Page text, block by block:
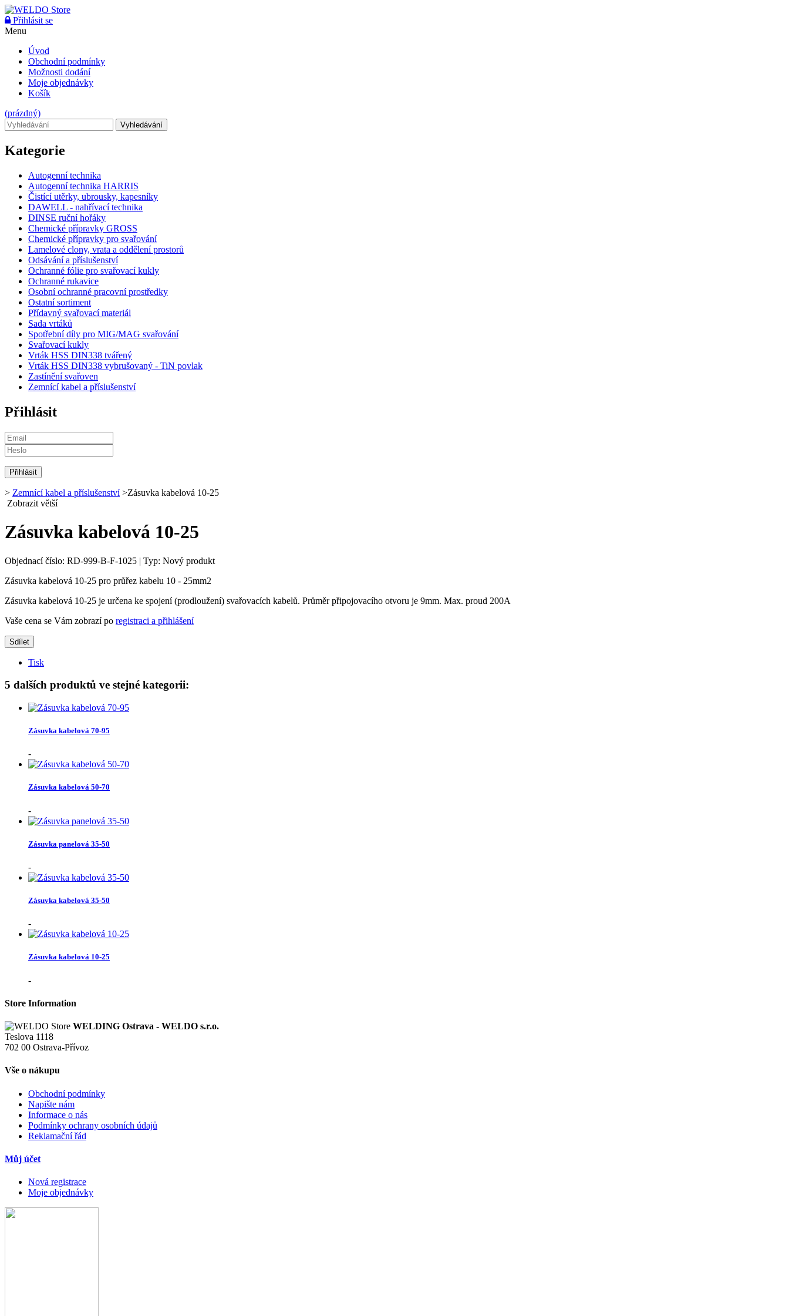
Přihlásit se
Menu
Úvod
Obchodní podmínky
Možnosti dodání
Moje objednávky
Košík
(prázdný)
Vyhledávání
Kategorie
Autogenní technika
Autogenní technika HARRIS
Čistící utěrky, ubrousky, kapesníky
DAWELL - nahřívací technika
DINSE ruční hořáky
Chemické přípravky GROSS
Chemické přípravky pro svařování
Lamelové clony, vrata a oddělení prostorů
Odsávání a příslušenství
Ochranné fólie pro svařovací kukly
Ochranné rukavice
Osobní ochranné pracovní prostředky
Ostatní sortiment
Přídavný svařovací materiál
Sada vrtáků
Spotřební díly pro MIG/MAG svařování
Svařovací kukly
Vrták HSS DIN338 tvářený
Vrták HSS DIN338 vybrušovaný - TiN povlak
Zastínění svařoven
Zemnící kabel a příslušenství
Přihlásit
> Zemnící kabel a příslušenství >Zásuvka kabelová 10-25
Zobrazit větší
Zásuvka kabelová 10-25
Objednací číslo: RD-999-B-F-1025 | Typ: Nový produkt
Zásuvka kabelová 10-25 pro průřez kabelu 10 - 25mm2
Zásuvka kabelová 10-25 je určena ke spojení (prodloužení) svařovacích kabelů. Průměr připojovacího otvoru je 9mm. Max. proud 200A
Vaše cena se Vám zobrazí po registraci a přihlášení
Sdílet
Tisk
5 dalších produktů ve stejné kategorii:
Zásuvka kabelová 70-95
-
Zásuvka kabelová 50-70
-
Zásuvka panelová 35-50
-
Zásuvka kabelová 35-50
-
Zásuvka kabelová 10-25
-
Store Information
WELDING Ostrava - WELDO s.r.o.
Teslova 1118
702 00 Ostrava-Přívoz
Vše o nákupu
Obchodní podmínky
Napište nám
Informace o nás
Podmínky ochrany osobních údajů
Reklamační řád
Můj účet
Nová registrace
Moje objednávky